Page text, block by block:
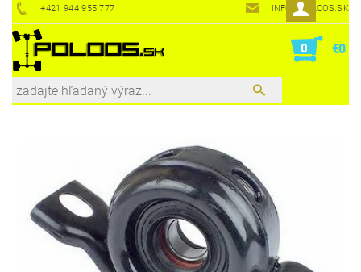
+421 944 955 777 INFO@POLOOS.SK
0 €0